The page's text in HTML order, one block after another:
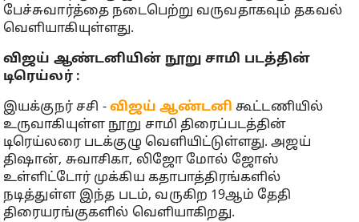
பேச்சுவார்த்தை நடைபெற்று வருவதாகவும் தகவல்
வெளியாகியுள்ளது.
விஜய் ஆண்டனியின் நூறு சாமி படத்தின்
டிரெய்லர் :
இயக்குநர் சசி - விஜய் ஆண்டனி கூட்டணியில்
உருவாகியுள்ள நூறு சாமி திரைப்படத்தின்
டிரெய்லரை படக்குழு வெளியிட்டுள்ளது. அஜய்
திஷான், சுவாசிகா, லிஜோ மோல் ஜோஸ்
உள்ளிட்டோர் முக்கிய கதாபாத்திரங்களில்
நடித்துள்ள இந்த படம், வருகிற 19ஆம் தேதி
திரையரங்குகளில் வெளியாகிறது.